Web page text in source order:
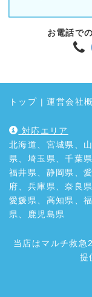
お電話での
トップ |運営会社
対応エリア
北海道、宮城県、
県、埼玉県、千葉
福井県、静岡県、
府、兵庫県、奈良
愛媛県、高知県、
県、鹿児島県
当店はマルチ救急
提